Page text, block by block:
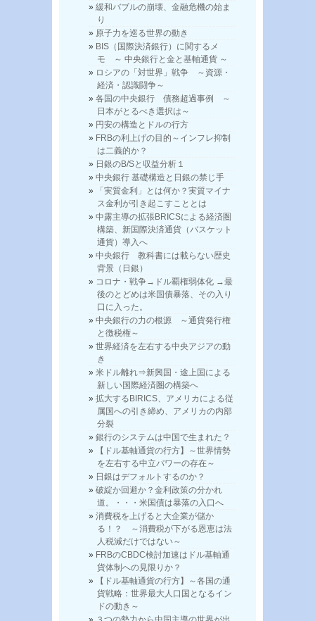
緩和バブルの崩壊、金融危機の始ま
り
原子力を巡る世界の動き
BIS（国際決済銀行）に関するメ
モ ～ 中央銀行と金と基軸通貨 ～
ロシアの「対世界」戦争 ～資源・
経済・認識闘争～
各国の中央銀行 債務超過事例 ～
日本がとるべき選択は～
円安の構造とドルの行方
FRBの利上げの目的～インフレ抑制
は二義的か？
日銀のB/Sと収益分析１
中央銀行 基礎構造と日銀の禁じ手
「実質金利」とは何か？実質マイナ
ス金利が引き起こすこととは
中露主導の拡張BRICSによる経済圏
構築、新国際決済通貨（バスケット
通貨）導入へ
中央銀行 教科書には載らない歴史
背景（日銀）
コロナ・戦争→ドル覇権弱体化 →最
後のとどめは米国債暴落、その入り
口に入った。
中央銀行の力の根源 ～通貨発行権
と徴税権～
世界経済を左右する中央アジアの動
き
米ドル離れ⇒新興国・途上国による
新しい国際経済圏の構築へ
拡大するBIRICS、アメリカによる従
属国への引き締め、アメリカの内部
分裂
銀行のシステムは中国で生まれた？
【ドル基軸通貨の行方】～世界情勢
を左右する中立パワーの存在～
日銀はデフォルトするのか？
破綻か回避か？金利政策の分かれ
道。・・・米国債は暴落の入口へ
消費税を上げると大企業が儲か
る！？ ～消費税が下がる恩恵は法
人税減だけではない～
FRBのCBDC検討加速はドル基軸通
貨体制への見限りか？
【ドル基軸通貨の行方】～各国の通
貨戦略：世界最大人口国となるイン
ドの動き～